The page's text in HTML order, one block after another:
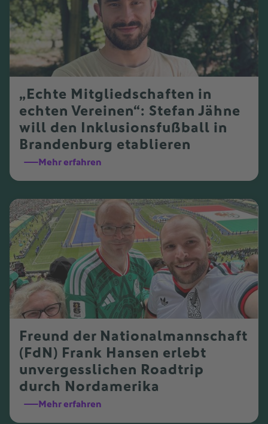
„Echte Mitgliedschaften in
echten Vereinen“: Stefan Jähne
will den Inklusionsfußball in
Brandenburg etablieren
Mehr erfahren
Freund der Nationalmannschaft
(FdN) Frank Hansen erlebt
unvergesslichen Roadtrip
durch Nordamerika
Mehr erfahren